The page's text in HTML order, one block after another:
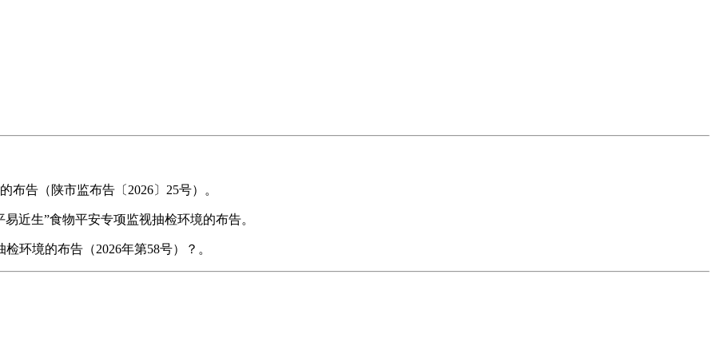
告（陕市监布告〔2026〕25号）。
生”食物平安专项监视抽检环境的布告。
境的布告（2026年第58号）？。